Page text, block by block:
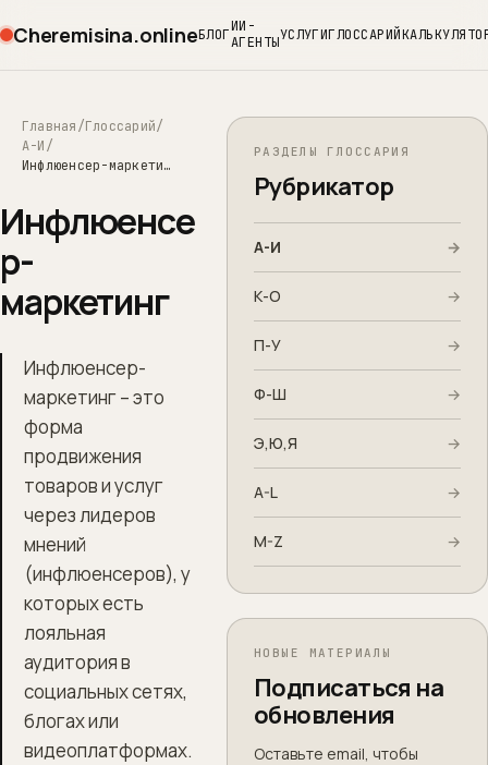
Cheremisina.onlineБЛОГИИ-
АГЕНТЫУСЛУГИГЛОССАРИЙ
Главная
Глоссарий
А-И
Инфлюенсер-маркетинг
Инфлюенсе
р-
маркетинг
Инфлюенсер-
маркетинг – это
форма
продвижения
товаров и услуг
через лидеров
мнений
(инфлюенсеров), у
которых есть
лояльная
аудитория в
социальных сетях,
блогах или
видеоплатформах.
РАЗДЕЛЫ ГЛОССАРИЯ
Рубрикатор
А-И →
К-О →
П-У →
Ф-Ш →
Э,Ю,Я →
A-L →
M-Z →
НОВЫЕ МАТЕРИАЛЫ
Подписаться на
обновления
Оставьте email, чтобы